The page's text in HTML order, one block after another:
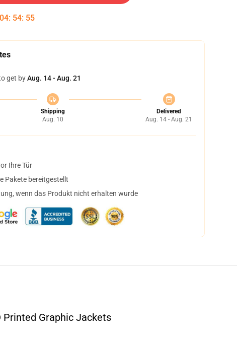
04: 54: 54
get byAug. 14 - Aug. 21
Shipping
Aug. 10
Delivered
Aug. 14 - Aug. 21
Ihre Tür
Pakete bereitgestellt
wenn das Produkt nicht erhalten wurde
Graphic Jackets